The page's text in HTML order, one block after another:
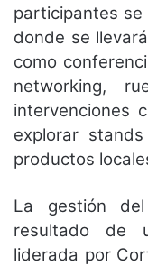
participantes se
donde se
como
networking,
intervenciones
explorar
productos
La gestión
resultado de
liderada por